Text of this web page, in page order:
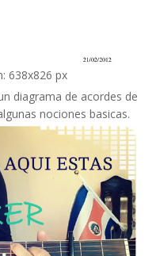
638x826 px
diagrama de acordes de
nociones basicas.